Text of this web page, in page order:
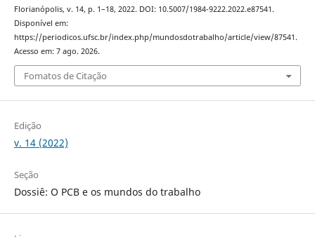
Florianópolis, v. 14, p. 1–18, 2022. DOI: 10.5007/1984-9222.2022.e87541.
Disponível em:
https://periodicos.ufsc.br/index.php/mundosdotrabalho/article/view/87541.
Acesso em: 7 ago. 2026.
Fomatos de Citação
Edição
v. 14 (2022)
Seção
Dossiê: O PCB e os mundos do trabalho